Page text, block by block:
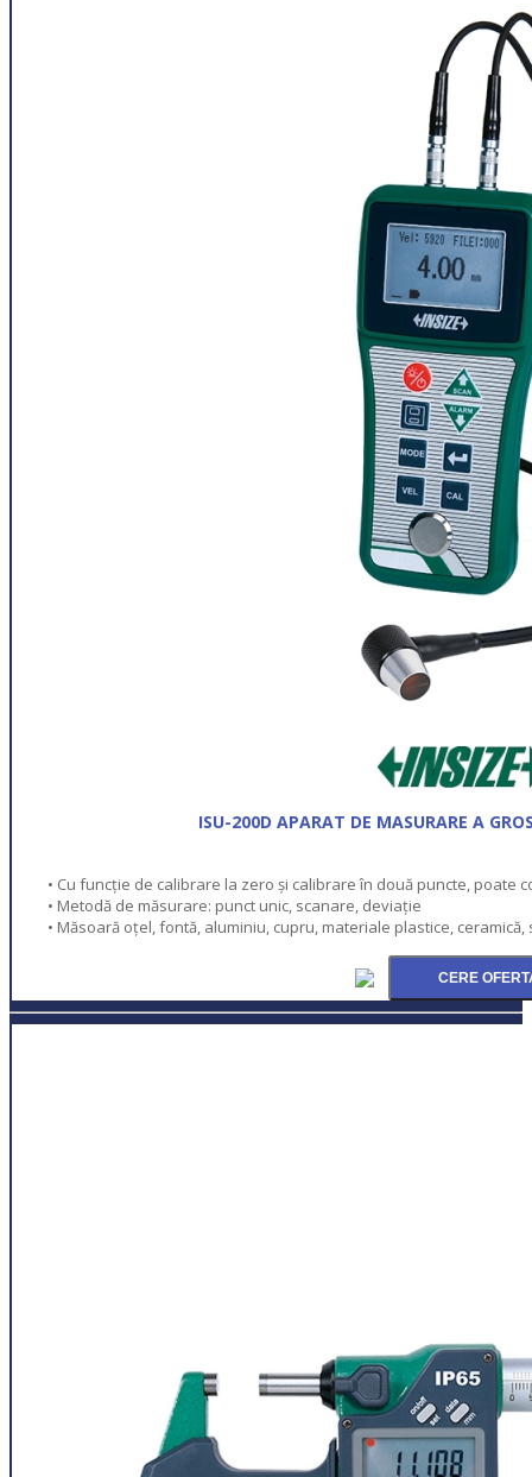
ISU-200D APARAT DE MASURARE A
• Cu funcție de calibrare la zero și calibrare în două puncte, poate
• Metodă de măsurare: punct unic, scanare, deviație
• Măsoară oțel, fontă, aluminiu, cupru, materiale plastice, ceramică,